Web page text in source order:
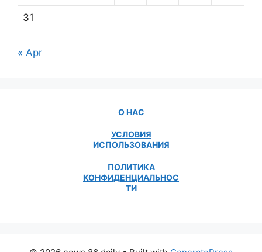
31
« Apr
О НАС
УСЛОВИЯ
ИСПОЛЬЗОВАНИЯ
ПОЛИТИКА
КОНФИДЕНЦИАЛЬНОС
ТИ